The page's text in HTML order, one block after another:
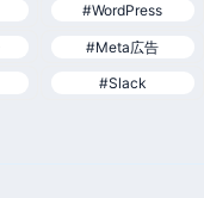
#WordPress
#Meta広告
#Slack